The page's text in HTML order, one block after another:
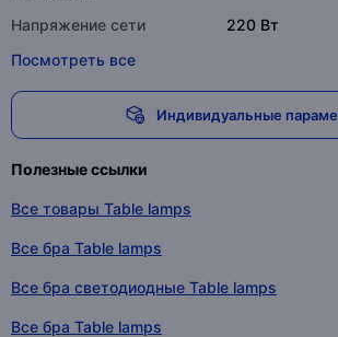
Напряжение сети
220 Вт
Посмотреть все
Индивидуальные
Полезные ссылки
Все товары Table lamps
Все бра Table lamps
Все бра светодиодные Table lamps
Все бра Table lamps